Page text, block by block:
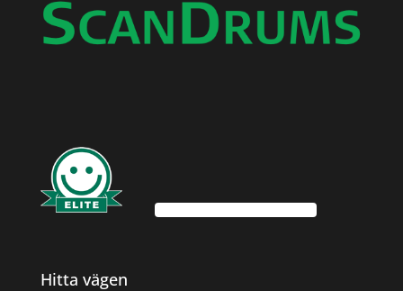
Hitta vägen